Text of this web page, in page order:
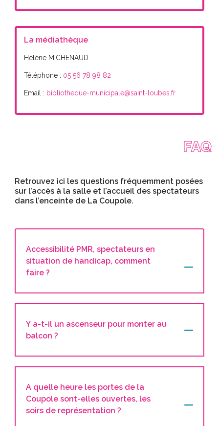
La médiathèque
Hélène MICHENAUD
Téléphone : 05 56 78 98 82
Email : bibliotheque-municipale@saint-loubes.fr
FAQ
Retrouvez ici les questions fréquemment posées
sur l’accès à la salle et l’accueil des spectateurs
dans l’enceinte de La Coupole.
Accessibilité PMR, spectateurs en
situation de handicap, comment
faire ?
Y a-t-il un ascenseur pour monter au
balcon ?
A quelle heure les portes de la
Coupole sont-elles ouvertes, les
soirs de représentation ?